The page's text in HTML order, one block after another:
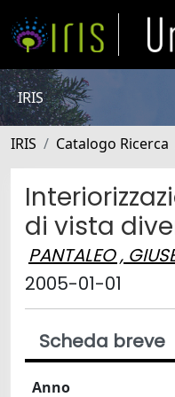
IRIS
IRIS Catalogo Ricerca
di vista
PANTALEO ,
2005-01-01
Scheda breve
Anno